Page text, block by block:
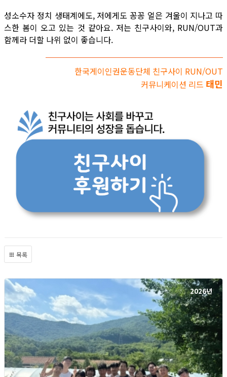
성소수자 정치 생태계에도, 저에게도 꽁꽁 얼은 겨울이 지나고 따
스한 봄이 오고 있는 것 같아요. 저는 친구사이와, RUN/OUT과
함께라 더할 나위 없이 좋습니다.
한국게이인권운동단체 친구사이 RUN/OUT
커뮤니케이션 리드 태민
목록
2026년